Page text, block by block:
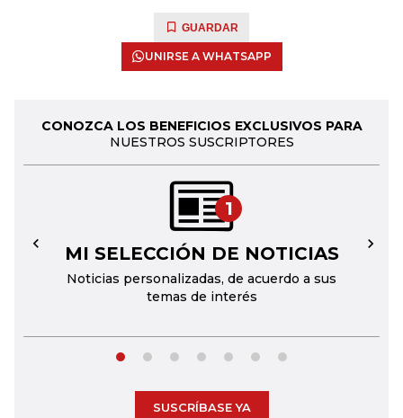
GUARDAR
UNIRSE A WHATSAPP
CONOZCA LOS BENEFICIOS EXCLUSIVOS PARA
NUESTROS SUSCRIPTORES
1
MI SELECCIÓN DE NOTICIAS
Noticias personalizadas, de acuerdo a sus
temas de interés
← →
SUSCRÍBASE YA